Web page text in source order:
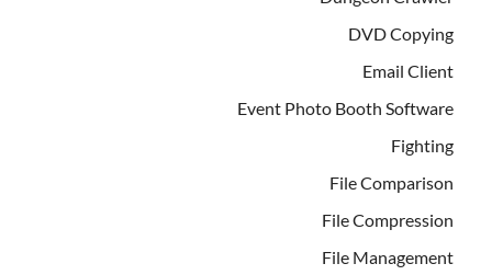
DVD Copying
Email Client
Event Photo Booth Software
Fighting
File Comparison
File Compression
File Management